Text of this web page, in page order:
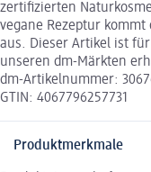
zertifizierten
vegane Rezeptur
aus. Dieser Artikel ist
unseren dm-Märkten
dm-Artikelnummer:
GTIN: 4067796257731
Produktmerkmale